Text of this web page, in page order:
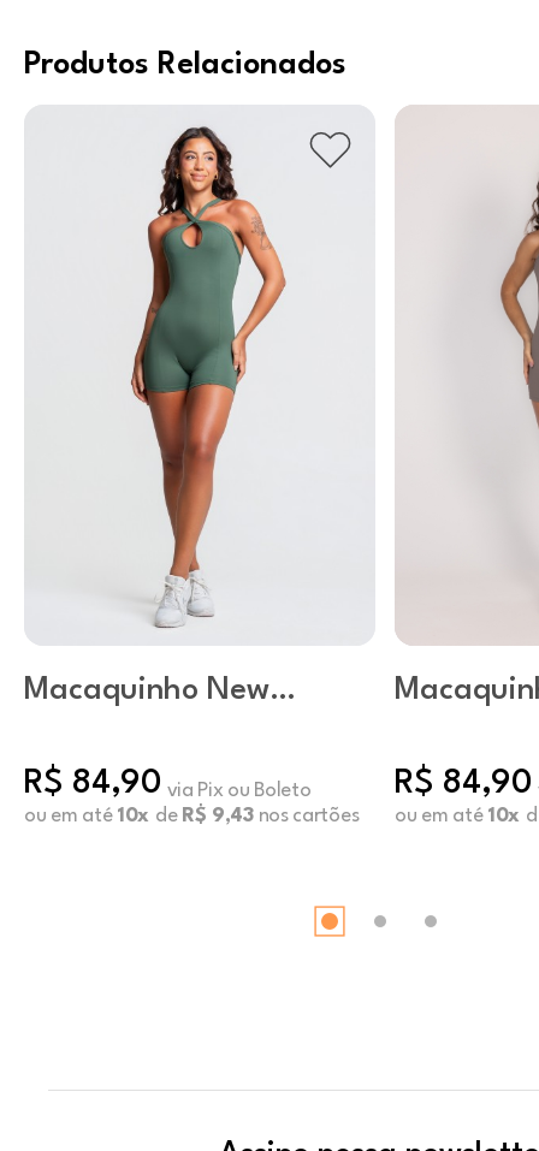
Produtos Relacionados
Macaquinho New
R$ 84,90 via Pix ou Boleto
ou em até 10x de R$ 9,43nos cartões
R$ 84,90
ou em até 10x